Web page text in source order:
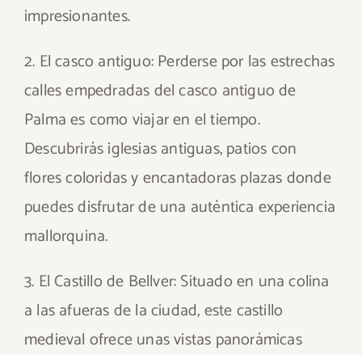
impresionantes.
2. El casco antiguo: Perderse por las estrechas
calles empedradas del casco antiguo de
Palma es como viajar en el tiempo.
Descubrirás iglesias antiguas, patios con
flores coloridas y encantadoras plazas donde
puedes disfrutar de una auténtica experiencia
mallorquina.
3. El Castillo de Bellver: Situado en una colina
a las afueras de la ciudad, este castillo
medieval ofrece unas vistas panorámicas